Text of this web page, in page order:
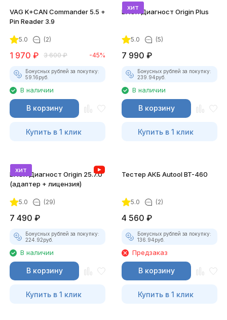
VAG K+CAN Commander 5.5 +
Pin Reader 3.9
5.0 (2)
1 970 ₽ 3 600 ₽ -45%
Бонусных рублей за покупку:
59.16руб.
В наличии
В корзину
Купить в 1 клик
хит
ВАСЯ Диагност Origin Plus
5.0 (5)
7 990 ₽
Бонусных рублей за покупку:
239.94руб.
В наличии
В корзину
Купить в 1 клик
хит
ВАСЯ Диагност Origin 25.7.0
(адаптер + лицензия)
5.0 (29)
7 490 ₽
Бонусных рублей за покупку:
224.92руб.
В наличии
В корзину
Купить в 1 клик
Тестер АКБ Autool BT-460
5.0 (2)
4 560 ₽
Бонусных рублей за покупку:
136.94руб.
Предзаказ
В корзину
Купить в 1 клик